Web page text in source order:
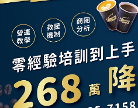
早安山丘加盟說明會
冰封仙果加盟說明會
Ramble Café 漫步藍咖啡加盟
說明會
阿性情趣無人販售所加盟明會
龍涎居好湯加盟說明會
舒油頭加盟說明會
韓金量加盟說明會